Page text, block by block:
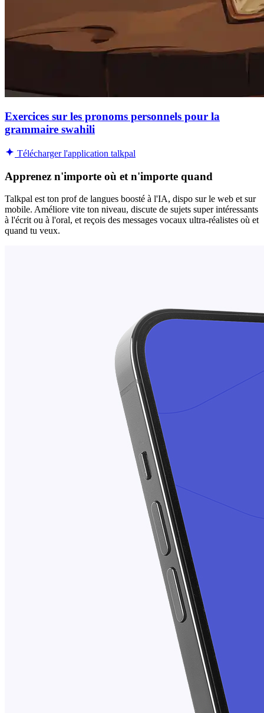
Exercices sur les pronoms personnels pour la
grammaire swahili
Télécharger l'application talkpal
Apprenez n'importe où et n'importe quand
Talkpal est ton prof de langues boosté à l'IA, dispo sur le web et sur
mobile. Améliore vite ton niveau, discute de sujets super intéressants
à l'écrit ou à l'oral, et reçois des messages vocaux ultra-réalistes où et
quand tu veux.